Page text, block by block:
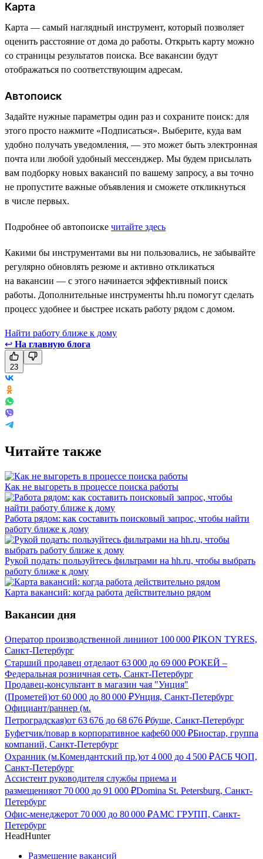
Карта
Карта — самый наглядный инструмент, который позволяет
оценить расстояние от дома до работы. Открыть карту можно
со страницы результатов поиска. Все вакансии будут
отображаться по соответствующим адресам.
Автопоиск
Задайте нужные параметры один раз и сохраните поиск: для
этого просто нажмите «Подписаться». Выберите, куда вам
удобно получать уведомления, — это может быть электронная
почта или любой удобный мессенджер. Мы будем присылать
вам подборку новых вакансий по вашему запросу, а вы точно
не пропустите важные объявления и сможете откликнуться
в числе первых.
Подробнее об автопоиске читайте здесь
Какими бы инструментами вы ни пользовались, не забывайте
регулярно обновлять резюме и активно откликаться
на вакансии — с этого начинается эффективный поиск
работы. Дополнительные инструменты hh.ru помогут сделать
процесс удобнее и быстрее искать работу рядом с домом.
Найти работу ближе к дому
↩ На главную блога
23
Читайте также
Как не выгореть в процессе поиска работы
Работа рядом: как составить поисковый запрос, чтобы найти
работу ближе к дому
Рукой подать: пользуйтесь фильтрами на hh.ru, чтобы выбрать
работу ближе к дому
Карта вакансий: когда работа действительно рядом
Вакансии дня
Оператор производственной линииот 100 000 ₽IKON TYRES,
Санкт-Петербург
Старший продавец отделаот 63 000 до 69 000 ₽ОКЕЙ –
Федеральная розничная сеть, Санкт-Петербург
Продавец-консультант в магазин чая "Унция"
(Прометей)от 60 000 до 80 000 ₽Унция, Санкт-Петербург
Официант/раннер (м.
Петроградская)от 63 676 до 68 676 ₽буше, Санкт-Петербург
Буфетчик/повар в корпоративное кафе60 000 ₽Биостар, группа
компаний, Санкт-Петербург
Охранник (м.Комендантский пр.)от 4 000 до 4 500 ₽АСБ ЧОП,
Санкт-Петербург
Ассистент руководителя службы приема и
размещенияот 70 000 до 91 000 ₽Domina St. Petersburg, Санкт-
Петербург
Офис-менеджерот 70 000 до 80 000 ₽АМС ГРУПП, Санкт-
Петербург
HeadHunter
Размещение вакансий